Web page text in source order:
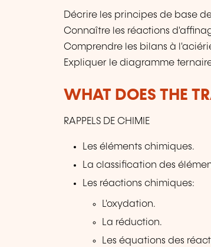
Décrire les principes de base
Connaître les réactions
Comprendre les bilans à
Expliquer le diagramme
WHAT DOES THE
RAPPELS DE CHIMIE
Les éléments chimiques.
La classification des
Les réactions chimiques:
L'oxydation.
La réduction.
Les équations des